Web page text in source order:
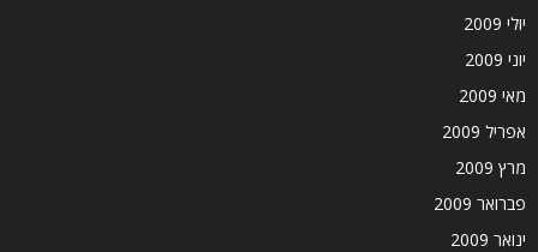
יולי 2009
יוני 2009
מאי 2009
אפריל 2009
מרץ 2009
פברואר 2009
ינואר 2009